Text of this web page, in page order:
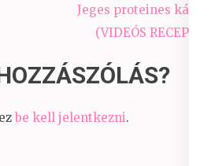
Jeges proteines kávé
(VIDEÓS RECEPT)
be kell jelentkezni.